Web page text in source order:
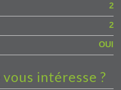
2
2
OUI
vous intéresse ?